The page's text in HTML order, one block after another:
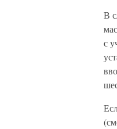
В
с